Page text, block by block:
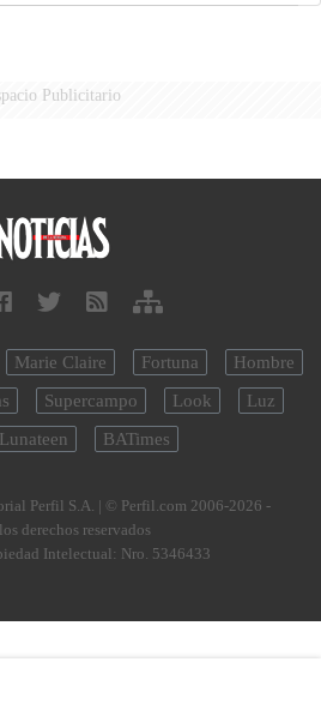
Publicitario
Marie Claire Fortuna
Hombre
Supercampo Look
Luz
Lunateen BATimes
Perfil S.A. | © Perfil.com 2006-2026 -
derechos reservados
Intelectual: Nro. 5346433